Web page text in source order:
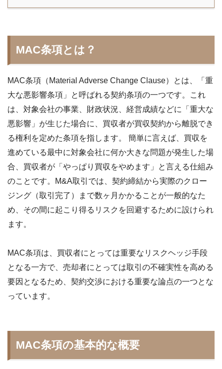
MAC条項とは？
MAC条項（Material Adverse Change Clause）とは、「重
大な悪影響条項」と呼ばれる契約条項の一つです。これ
は、対象会社の事業、財政状況、経営成績などに「重大な
悪影響」が生じた場合に、買収者が買収契約から離脱でき
る権利を定めた条項を指します。 簡単に言えば、買収を
進めている最中に対象会社に何か大きな問題が発生した場
合、買収者が「やっぱり買収をやめます」と言える仕組み
のことです。M&A取引では、契約締結から実際のクロー
ジング（取引完了）まで数ヶ月かかることが一般的なた
め、その間に起こり得るリスクを回避するために設けられ
ます。
MAC条項は、買収者にとっては重要なリスクヘッジ手段
となる一方で、売却者にとっては取引の不確実性を高める
要因となるため、契約交渉における重要な論点の一つとな
っています。
MAC条項の基本的な概要